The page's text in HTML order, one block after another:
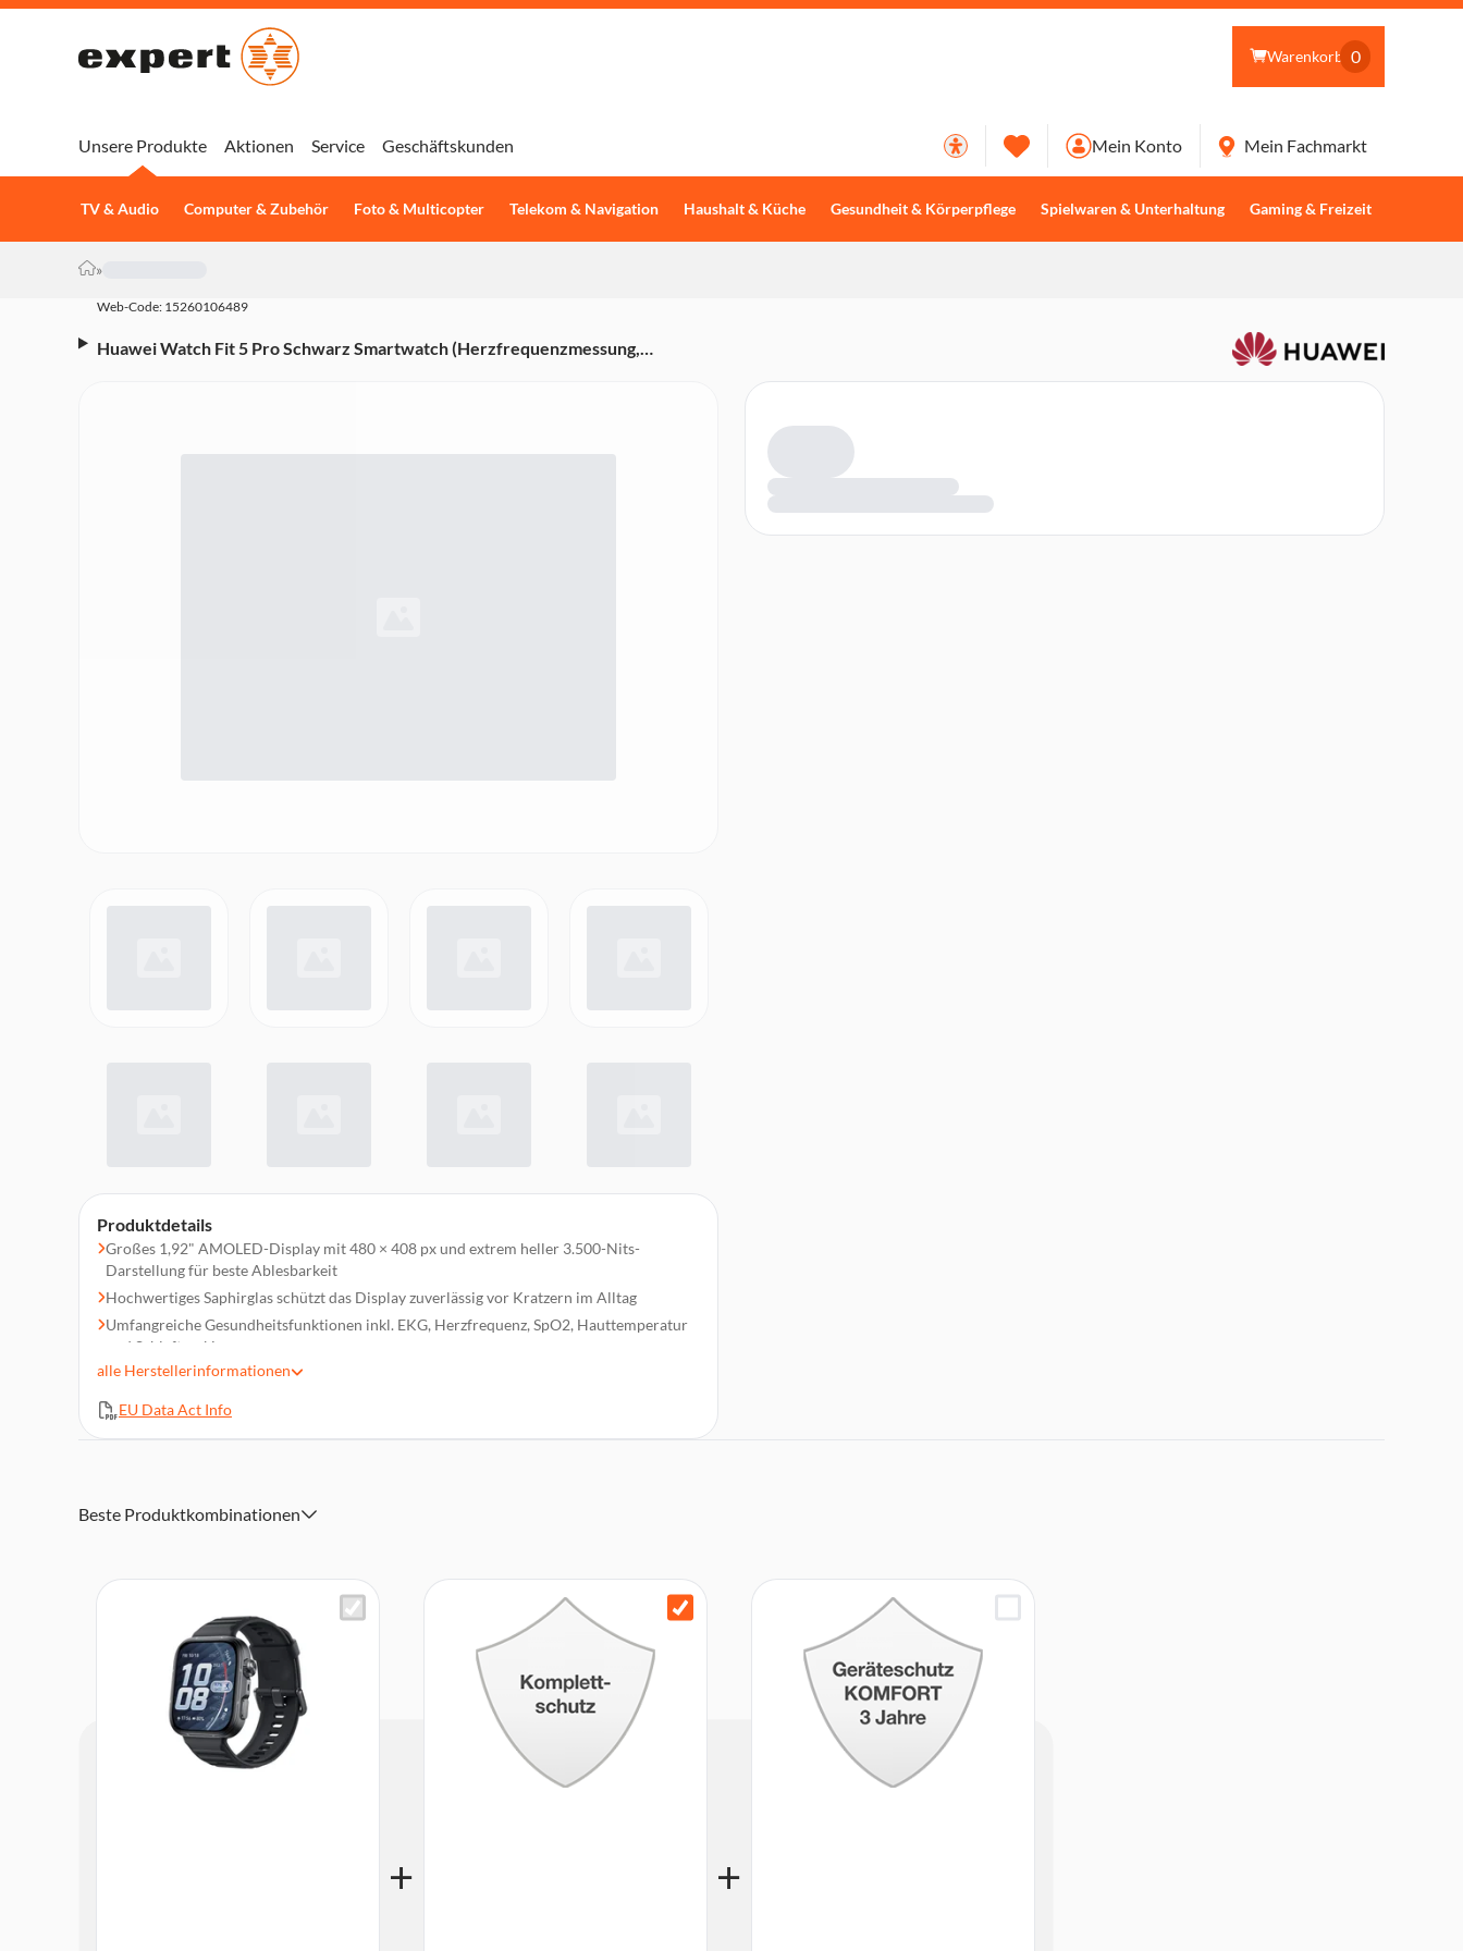
Warenkorb 0
Unsere Produkte
TV & Audio Computer & Zubehör Foto & Multicopter Telekom & Navigation Haushalt & Küche Gesundheit & Körperpflege Spielwaren & Unterhaltung Gaming & Freizeit
Aktionen Service Geschäftskunden Mein Konto Mein Fachmarkt
»
Web-Code: 15260106489
Huawei Watch Fit 5 Pro Schwarz Smartwatch (Herzfrequenzmessung,
Produktdetails
Großes 1,92" AMOLED-Display mit 480 × 408 px und extrem heller 3.500-Nits-
Darstellung für beste Ablesbarkeit
Hochwertiges Saphirglas schützt das Display zuverlässig vor Kratzern im Alltag
Umfangreiche Gesundheitsfunktionen inkl. EKG, Herzfrequenz, SpO2, Hauttemperatur
und Schlaftracking
Mehr als 100 Sportmodi mit präziser Routen-, Pace- und Höhenmessung für vielfältige
Integriertes GPS, NFC und Bluetooth 6.0 für moderne Konnektivität ohne Smartphone-
Zwang
5 ATM Wasserdichtigkeit inkl. 40 m Freitauchen (Pro-Version) sowie IP6X Staubschutz
Smarte Funktionen wie Anrufannahme, Nachrichtenanzeige, Sprachassistent und
Präzise Sensorik mit TruSense-System, Barometer, Kompass und Tiefensensor für
Outdoor-Aktivitäten
alle Herstellerinformationen
EU Data Act Info
Beste Produktkombinationen